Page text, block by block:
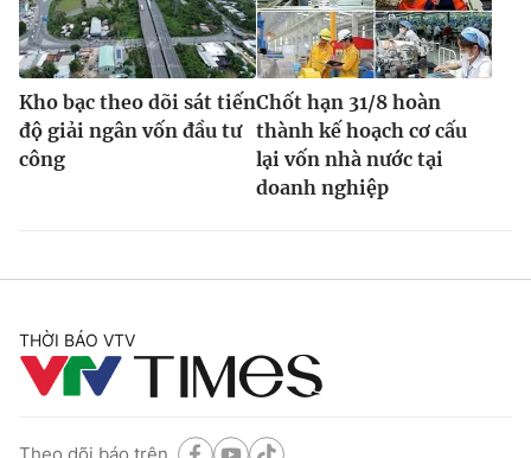
Kho bạc theo dõi sát tiến
độ giải ngân vốn đầu tư
công
Chốt hạn 31/8 hoàn
thành kế hoạch cơ cấu
lại vốn nhà nước tại
doanh nghiệp
THỜI BÁO VTV